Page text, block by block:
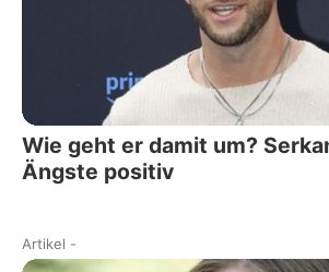
Wie geht er damit um?
Ängste positiv
Artikel -